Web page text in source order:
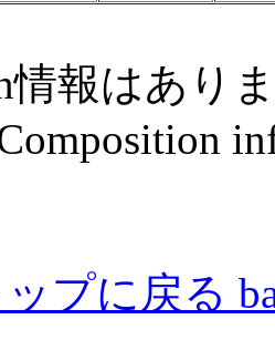
情報はあり
プに戻る